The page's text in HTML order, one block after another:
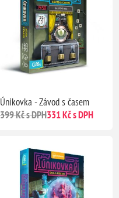
Únikovka - Závod s časem
399 Kč s DPH331 Kč s DPH